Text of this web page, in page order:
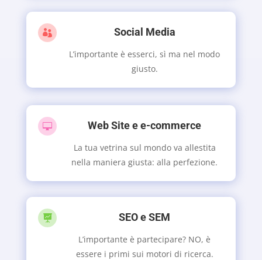
 Social Media
L’importante è esserci, sì ma nel modo
giusto.
 Web Site e e-commerce
La tua vetrina sul mondo va allestita
nella maniera giusta: alla perfezione.
 SEO e SEM
L’importante è partecipare? NO, è
essere i primi sui motori di ricerca.